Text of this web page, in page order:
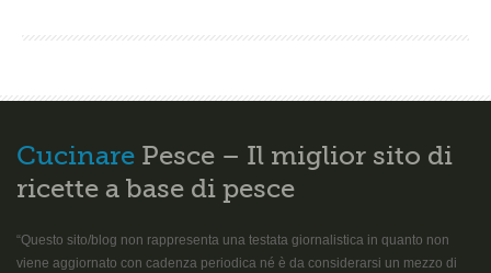
Cucinare Pesce – Il miglior sito di
ricette a base di pesce
“Questo sito/blog non rappresenta una testata giornalistica in quanto non
viene aggiornato con cadenza periodica né è da considerarsi un mezzo di